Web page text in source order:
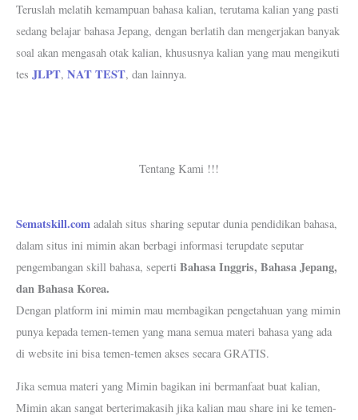
Teruslah melatih kemampuan bahasa kalian, terutama kalian yang pasti
sedang belajar bahasa Jepang, dengan berlatih dan mengerjakan banyak
soal akan mengasah otak kalian, khususnya kalian yang mau mengikuti
tes JLPT, NAT TEST, dan lainnya.
Tentang Kami !!!
Sematskill.com adalah situs sharing seputar dunia pendidikan bahasa,
dalam situs ini mimin akan berbagi informasi terupdate seputar
pengembangan skill bahasa, seperti Bahasa Inggris, Bahasa Jepang,
dan Bahasa Korea.
Dengan platform ini mimin mau membagikan pengetahuan yang mimin
punya kepada temen-temen yang mana semua materi bahasa yang ada
di website ini bisa temen-temen akses secara GRATIS.
Jika semua materi yang Mimin bagikan ini bermanfaat buat kalian,
Mimin akan sangat berterimakasih jika kalian mau share ini ke temen-